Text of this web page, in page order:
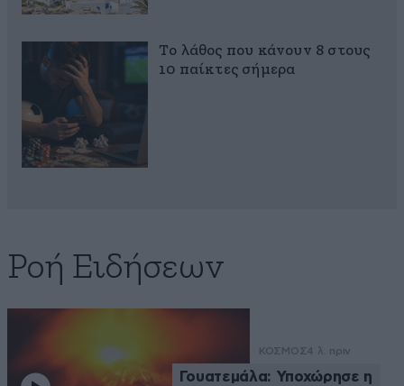
Το λάθος που κάνουν 8 στους
10 παίκτες σήμερα
Ροή Ειδήσεων
ΚΟΣΜΟΣ4 λ. πριν
Γουατεμάλα: Υποχώρησε η